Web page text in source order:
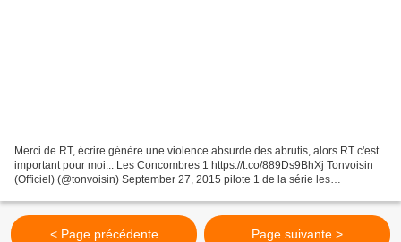
Merci de RT, écrire génère une violence absurde des abrutis, alors RT c'est
important pour moi... Les Concombres 1 https://t.co/889Ds9BhXj Tonvoisin
(Officiel) (@tonvoisin) September 27, 2015 pilote 1 de la série les
< Page précédente Page suivante >